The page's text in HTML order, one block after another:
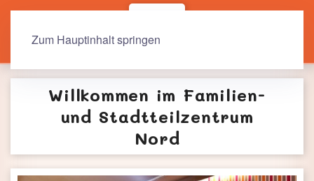
Zum Hauptinhalt springen
Willkommen im Familien-
und Stadtteilzentrum
Nord